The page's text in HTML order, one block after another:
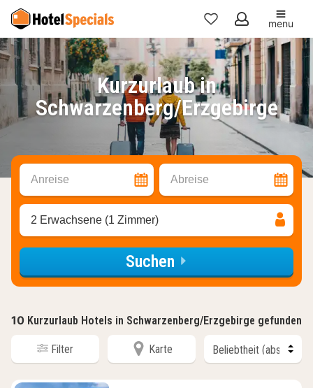
Meine
Favoriten
menu
Kurzurlaub in
Schwarzenberg/Erzgebirge
Anreise Abreise
2 Erwachsene (1 Zimmer)
Suchen
10 Kurzurlaub Hotels in Schwarzenberg/Erzgebirge gefunden
Filter Karte